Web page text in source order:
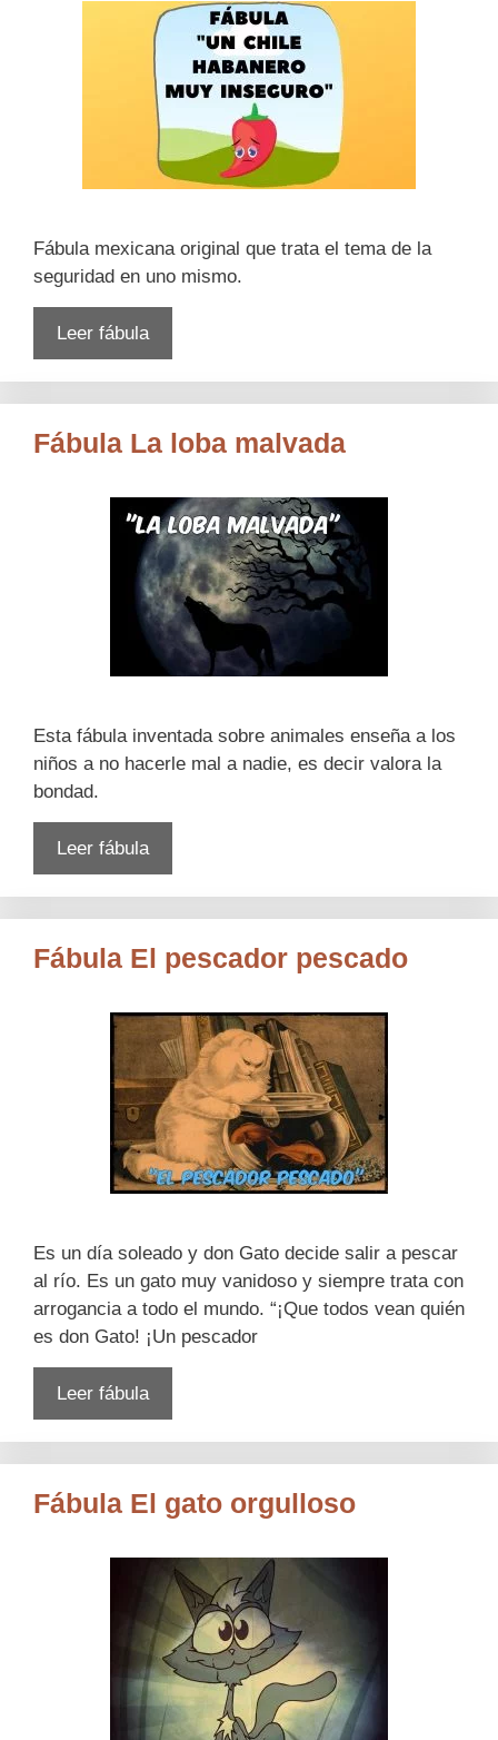
Fábula mexicana original que trata el tema de la
seguridad en uno mismo.
Leer fábula
Fábula La loba malvada
Esta fábula inventada sobre animales enseña a los
niños a no hacerle mal a nadie, es decir valora la
bondad.
Leer fábula
Fábula El pescador pescado
Es un día soleado y don Gato decide salir a pescar
al río. Es un gato muy vanidoso y siempre trata con
arrogancia a todo el mundo. “¡Que todos vean quién
es don Gato! ¡Un pescador
Leer fábula
Fábula El gato orgulloso